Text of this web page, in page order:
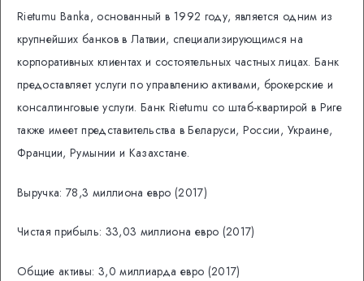
Rietumu Banka, основанный в 1992 году, является одним из
крупнейших банков в Латвии, специализирующимся на
корпоративных клиентах и ​​состоятельных частных лицах. Банк
предоставляет услуги по управлению активами, брокерские и
консалтинговые услуги. Банк Rietumu со штаб-квартирой в Риге
также имеет представительства в Беларуси, России, Украине,
Франции, Румынии и Казахстане.
Выручка: 78,3 миллиона евро (2017)
Чистая прибыль: 33,03 миллиона евро (2017)
Общие активы: 3,0 миллиарда евро (2017)